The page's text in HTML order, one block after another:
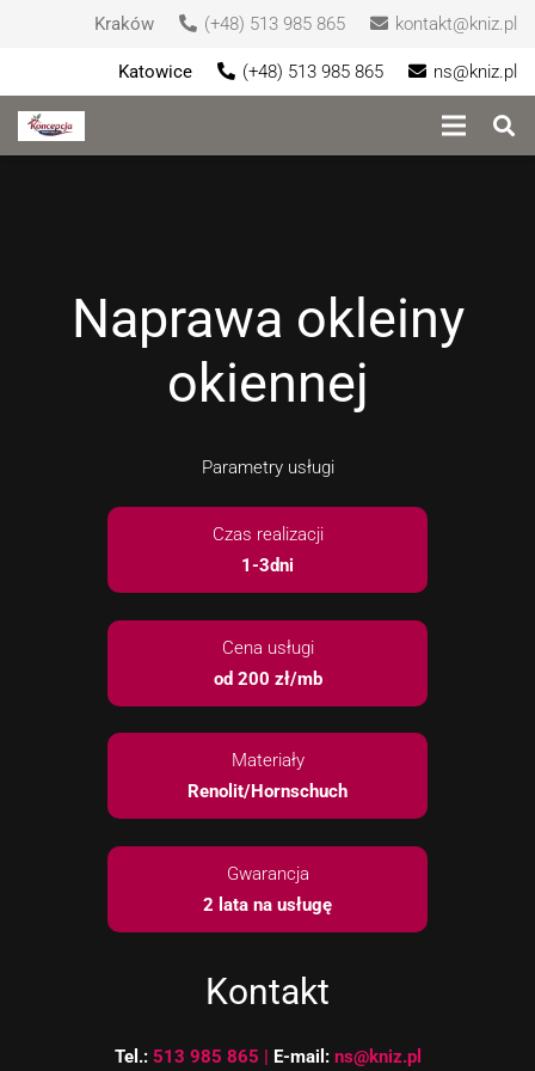
Kraków (+48) 513 985 865 kontakt@kniz.pl
Katowice (+48) 513 985 865 ns@kniz.pl
Naprawa okleiny
okiennej
Parametry usługi
Czas realizacji
1-3dni
Cena usługi
od 200 zł/mb
Materiały
Renolit/Hornschuch
Gwarancja
2 lata na usługę
Kontakt
Tel.: 513 985 865 | E-mail: ns@kniz.pl
Konieczne
one potrzebne
internetowej.
Abyśmy mogli
poprawić
strony